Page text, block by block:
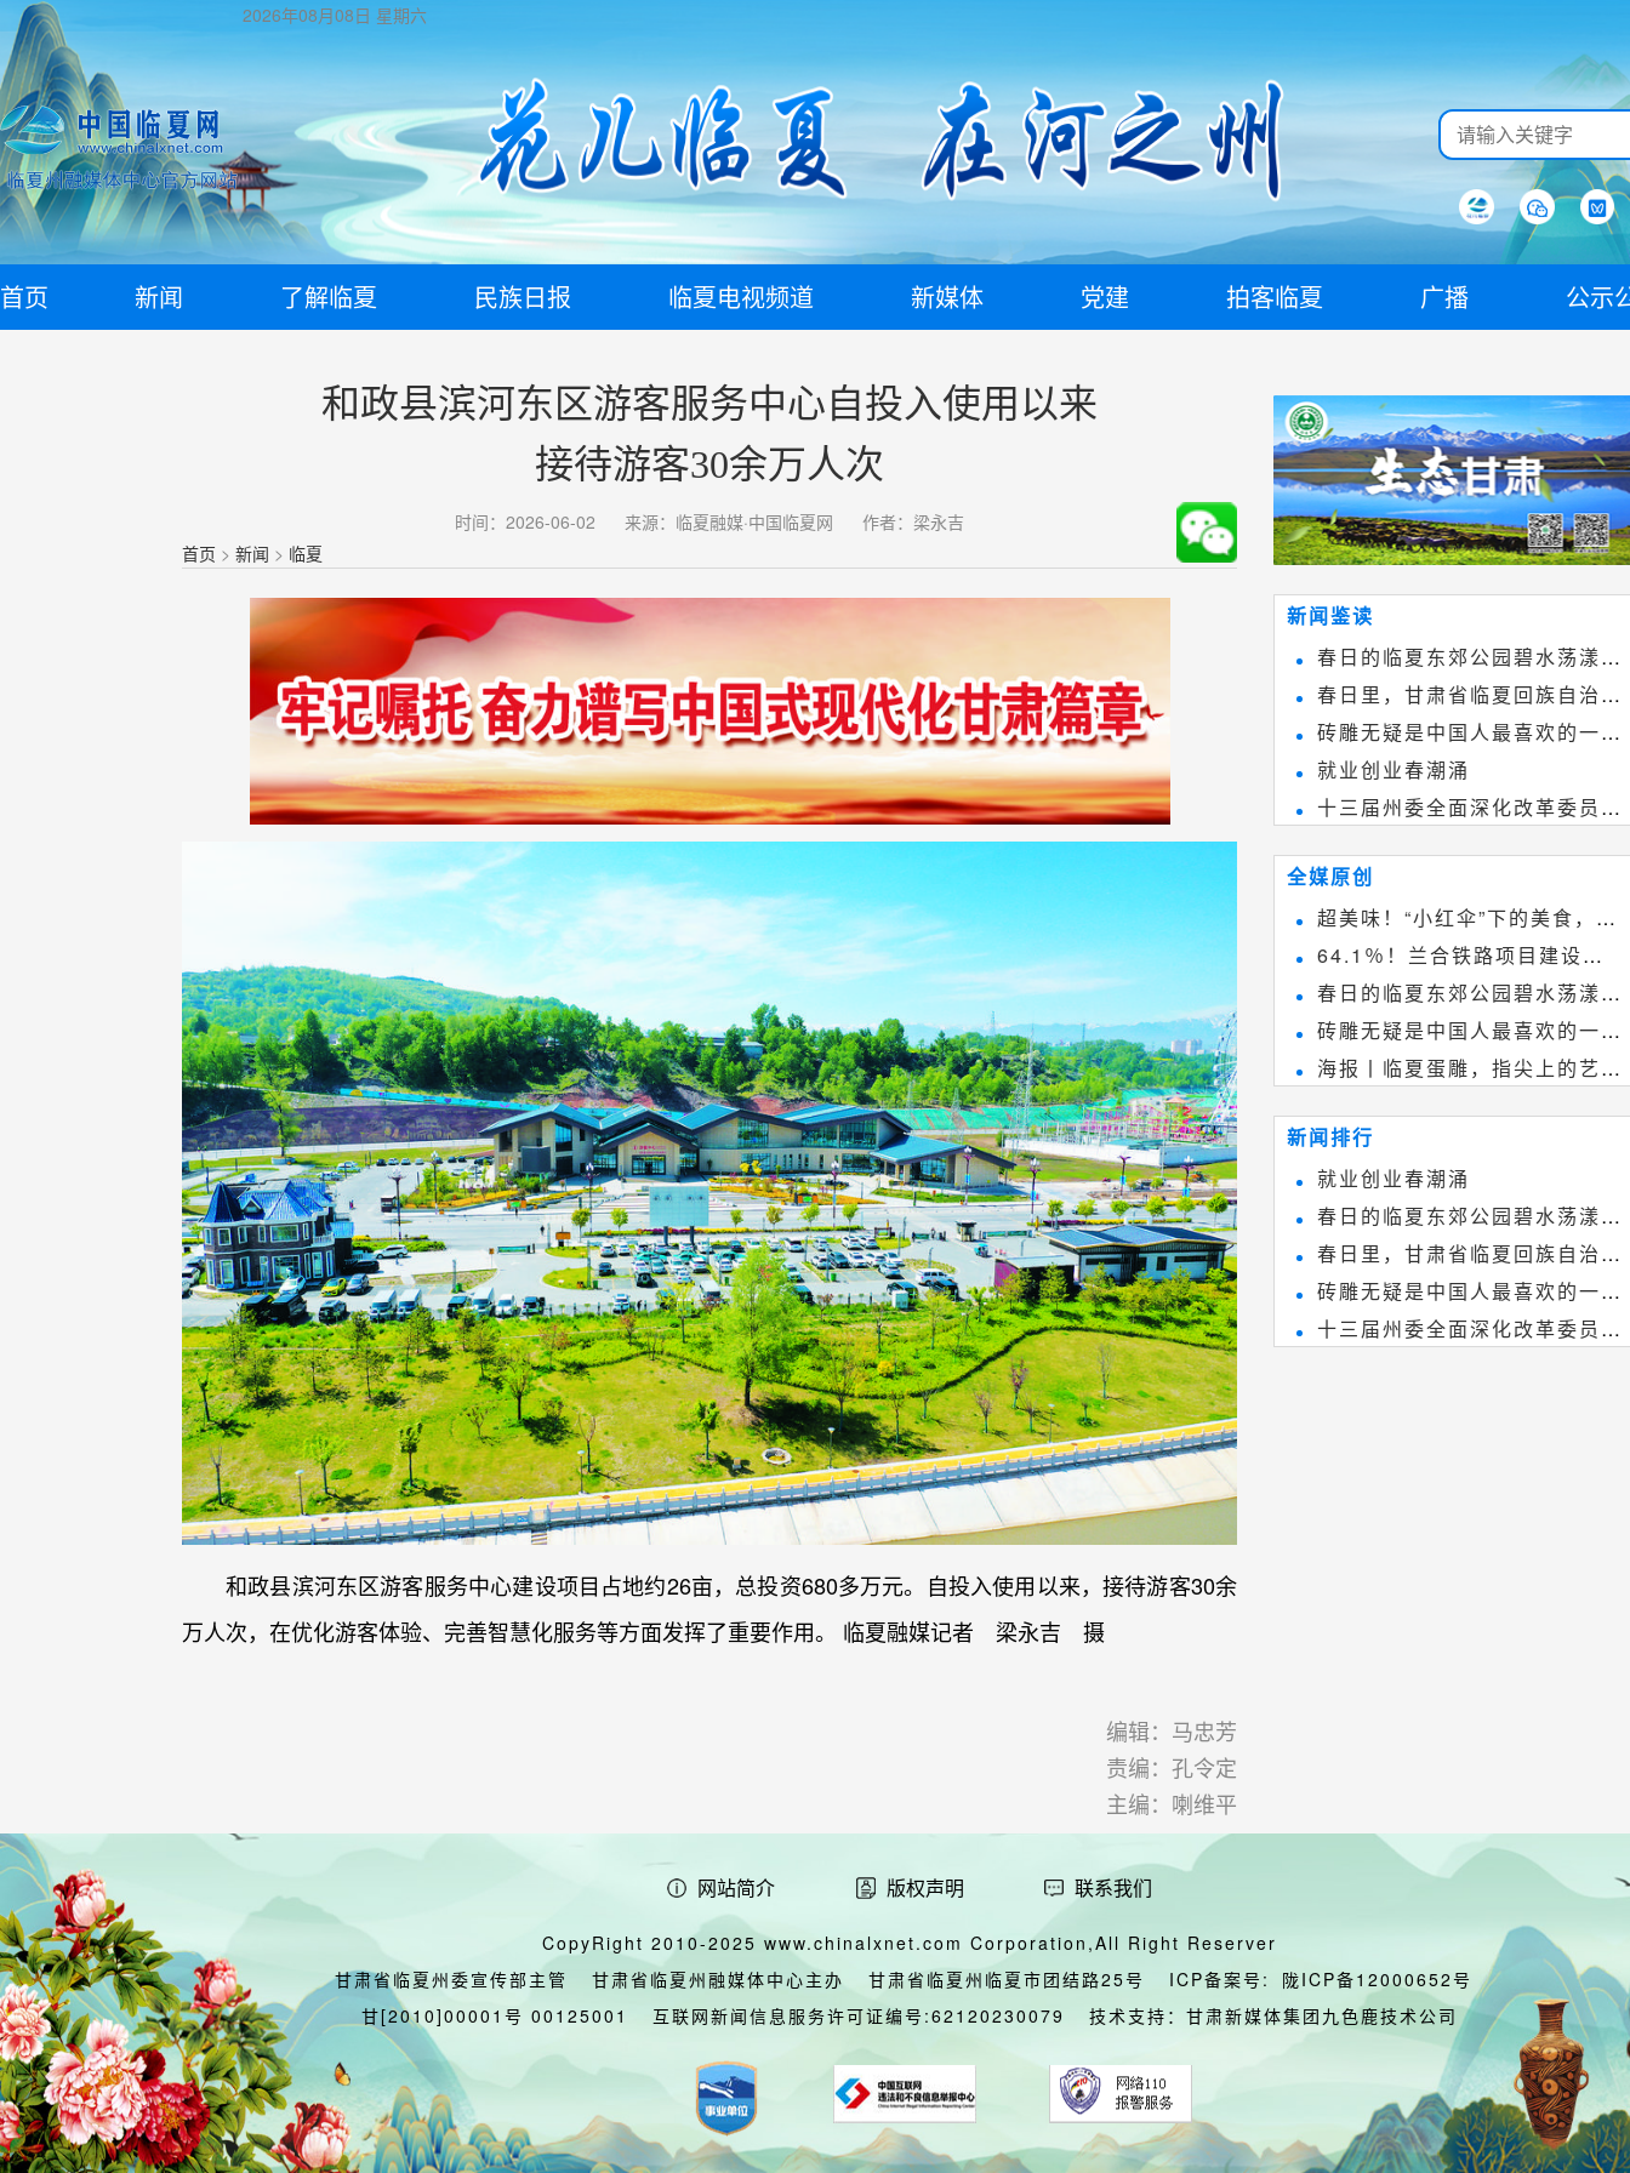
2026年08月08日 星期六
首页 新闻 了解临夏 民族日报 临夏电视频道 新媒体 党建 拍客临夏 广播 公示
和政县滨河东区游客服务中心自投入使用以来
接待游客30余万人次
时间：2026-06-02 来源：临夏融媒·中国临夏网
作者：梁永吉
首页 > 新闻 > 临夏
和政县滨河东区游客服务中心建设项目占地约26亩，总投资680多万元。自投入使用以来，接待游客30余
万人次，在优化游客体验、完善智慧化服务等方面发挥了重要作用。 临夏融媒记者 梁永吉 摄
编辑：马忠芳
责编：孔令定
主编：喇维平
新闻鉴读
春日的临夏东郊公园碧水荡漾、
春花烂漫
春日里，甘肃省临夏回族自治州
境内的刘家峡大桥，壮观美丽!
砖雕无疑是中国人最喜欢的一种
雕刻艺术，它不仅是民间实用美术
和建筑装饰艺术的有机结合，更成
为中国建筑史上彰品东方美不可磨
就业创业春潮涌
十三届州委全面深化改革委员会
第八次会议召开
全媒原创
超美味！“小红伞”下的美食，绝
不能错过~
64.1％！兰合铁路项目建设加
速推进
春日的临夏东郊公园碧水荡漾、
春花烂漫
砖雕无疑是中国人最喜欢的一种
雕刻艺术，它不仅是民间实用美术
和建筑装饰艺术的有机结合，更成
为中国建筑史上彰品东方美不可磨
灭的一笔。一方青砖里不仅藏着广
海报丨临夏蛋雕，指尖上的艺术
~
新闻排行
就业创业春潮涌
春日的临夏东郊公园碧水荡漾、
春花烂漫
春日里，甘肃省临夏回族自治州
境内的刘家峡大桥，壮观美丽!
砖雕无疑是中国人最喜欢的一种
雕刻艺术，它不仅是民间实用美术
十三届州委全面深化改革委员会
网站简介 版权声明 联系我们
CopyRight 2010-2025 www.chinalxnet.com Corporation,All Right Reserver
甘肃省临夏州委宣传部主管
甘肃省临夏州融媒体中心主办 甘肃省临夏州临夏市团结路25号 ICP备案号:
陇ICP备12000652号
甘[2010]00001号 00125001
互联网新闻信息服务许可证编号:62120230079 技术支持：甘肃新媒体集团九色鹿技术公司